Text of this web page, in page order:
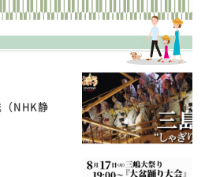
NHK静